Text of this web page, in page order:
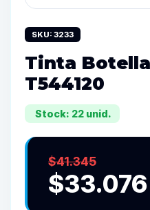
SKU: 3233
Tinta
T544120
Stock: 22 unid.
$41.345
$33.076